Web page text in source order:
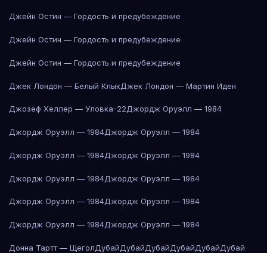
Джейн Остин — Гордость и предубеждение
Джейн Остин — Гордость и предубеждение
Джейн Остин — Гордость и предубеждение
Джек Лондон — Белый КлыкДжек Лондон — Мартин Иден
Джозеф Хеллер — Уловка-22Джордж Оруэлл — 1984
Джордж Оруэлл — 1984Джордж Оруэлл — 1984
Джордж Оруэлл — 1984Джордж Оруэлл — 1984
Джордж Оруэлл — 1984Джордж Оруэлл — 1984
Джордж Оруэлл — 1984Джордж Оруэлл — 1984
Джордж Оруэлл — 1984Джордж Оруэлл — 1984
Донна Тартт — ЩеголДубайДубайДубайДубайДубайДубай